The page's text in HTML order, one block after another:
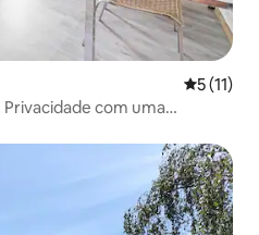
5 de uma
5 (11)
com uma